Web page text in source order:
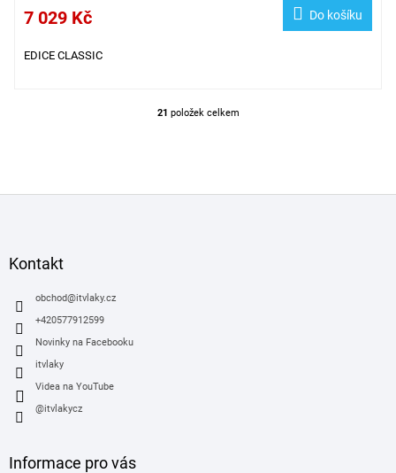
7 029 Kč Do košíku
EDICE CLASSIC
O
21 položek celkem
Kontakt
obchod@itvlaky.cz
+420577912599
Novinky na Facebooku
itvlaky
Videa na YouTube
@itvlakycz
Informace pro vás